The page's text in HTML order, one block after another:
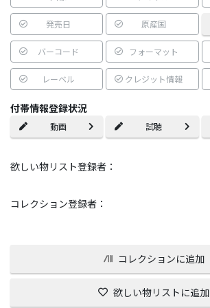
発売日 原産国
バーコード フォーマット
レーベル クレジット情報
付帯情報登録状況
動画 試聴
欲しい物リスト登録者：
コレクション登録者：
コレクションに追加
欲しい物リストに追加